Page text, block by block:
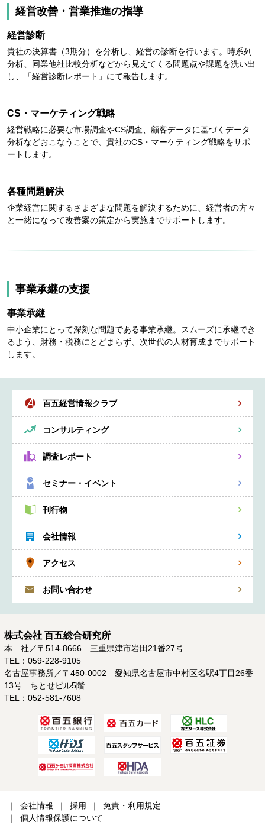
経営改善・営業推進の指導
経営診断
貴社の決算書（3期分）を分析し、経営の診断を行います。時系列
分析、同業他社比較分析などから見えてくる問題点や課題を洗い出
し、「経営診断レポート」にて報告します。
CS・マーケティング戦略
経営戦略に必要な市場調査やCS調査、顧客データに基づくデータ
分析などおこなうことで、貴社のCS・マーケティング戦略をサポ
ートします。
各種問題解決
企業経営に関するさまざまな問題を解決するために、経営者の方々
と一緒になって改善案の策定から実施までサポートします。
事業承継の支援
事業承継
中小企業にとって深刻な問題である事業承継。スムーズに承継でき
るよう、財務・税務にとどまらず、次世代の人材育成までサポート
します。
百五経営情報クラブ
コンサルティング
調査レポート
セミナー・イベント
刊行物
会社情報
アクセス
お問い合わせ
株式会社 百五総合研究所
本 社／〒514-8666 三重県津市岩田21番27号
TEL：059-228-9105
名古屋事務所／〒450-0002 愛知県名古屋市中村区名駅4丁目26番
13号 ちとせビル5階
TEL：052-581-7608
会社情報 採用
免責・利用規定
個人情報保護について